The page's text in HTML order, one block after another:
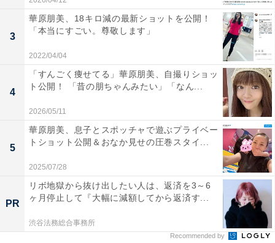
3
華原朋美、18キロ減の最新ショットを公開！
「本当にすごい。尊敬します」
2022/04/04
4
「すんごく痩せてる」華原朋美、自撮りショッ
ト公開！ 「昔の朋ちゃんみたい」「なん...
2026/05/11
5
華原朋美、息子とスポッチャで遊ぶプライベー
トショット公開＆おなか見せの圧巻スタイ...
2025/07/28
PR
リボ地獄から抜け出したい人は、返済を3～6
ヶ月停止して『大幅に減額してから返済す...
渋谷法務総合事務所
Recommended by